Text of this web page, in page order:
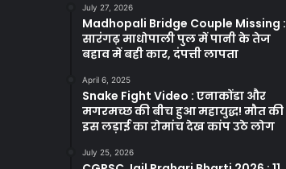
July 27, 2026
Madhopali Bridge Couple Missing :
सारंगढ़ माधोपाली पुल में पानी के तेज
बहाव में बही कार, दंपत्ती लापता
April 6, 2025
Snake Fight Video : एनाकोंडा और
मगरमच्छ की बीच हुआ महायुद्ध! मौत की
इस लड़ाई का रोमांच देख कांप उठे लोग
July 25, 2026